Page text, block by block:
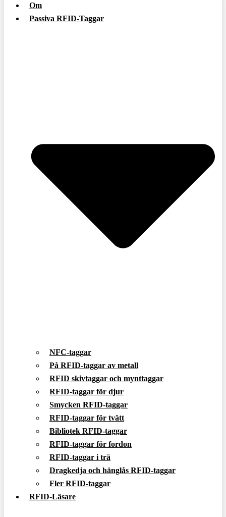
Om
Passiva RFID-Taggar
NFC-taggar
På RFID-taggar av metall
RFID skivtaggar och mynttaggar
RFID-taggar för djur
Smycken RFID-taggar
RFID-taggar för tvätt
Bibliotek RFID-taggar
RFID-taggar för fordon
RFID-taggar i trä
Dragkedja och hänglås RFID-taggar
Fler RFID-taggar
RFID-Läsare